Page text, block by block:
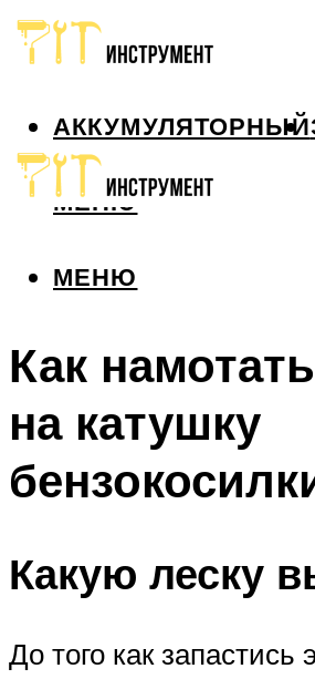
АККУМУЛЯТОРНЫЙ
МЕНЮ
МЕНЮ
Как
на катушку
Какую леску
До того как запастись